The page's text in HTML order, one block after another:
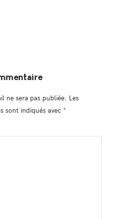
ne sera pas publiée. Les
sont indiqués avec *